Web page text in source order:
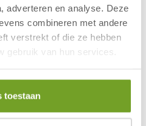
adverteren en analyse. Deze
combineren met andere
verstrekt of die ze hebben
gebruik van hun services.
toestaan
naar Hotel
van Hotel